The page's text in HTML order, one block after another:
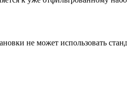
не может использовать